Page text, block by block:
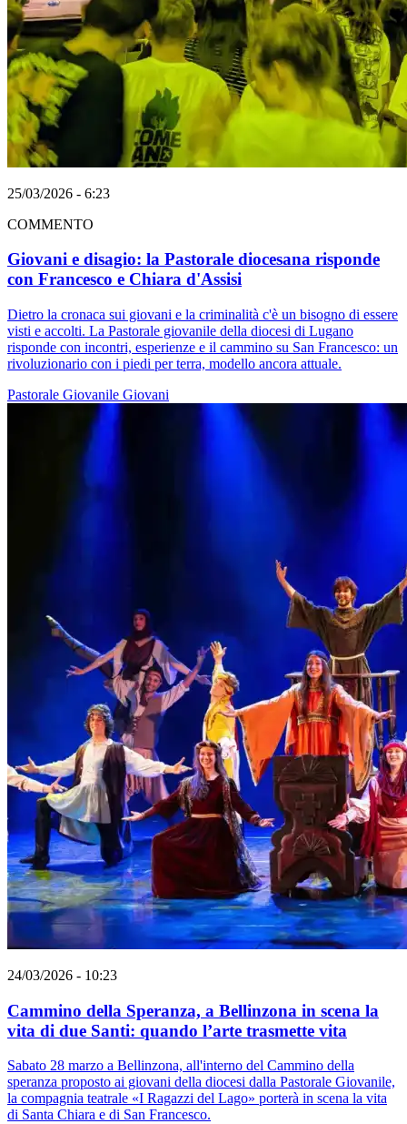
25/03/2026 - 6:23
COMMENTO
Giovani e disagio: la Pastorale diocesana risponde
con Francesco e Chiara d'Assisi
Dietro la cronaca sui giovani e la criminalità c'è un bisogno di essere
visti e accolti. La Pastorale giovanile della diocesi di Lugano
risponde con incontri, esperienze e il cammino su San Francesco: un
rivoluzionario con i piedi per terra, modello ancora attuale.
Pastorale Giovanile Giovani
24/03/2026 - 10:23
Cammino della Speranza, a Bellinzona in scena la
vita di due Santi: quando l’arte trasmette vita
Sabato 28 marzo a Bellinzona, all'interno del Cammino della
speranza proposto ai giovani della diocesi dalla Pastorale Giovanile,
la compagnia teatrale «I Ragazzi del Lago» porterà in scena la vita
di Santa Chiara e di San Francesco.